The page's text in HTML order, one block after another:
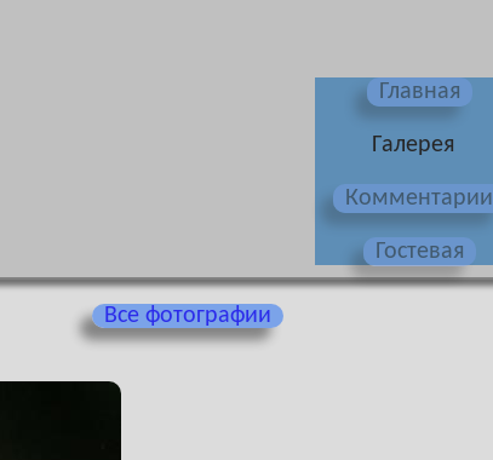
Главная
Галерея
Комментарии
Гостевая
Все фотографии